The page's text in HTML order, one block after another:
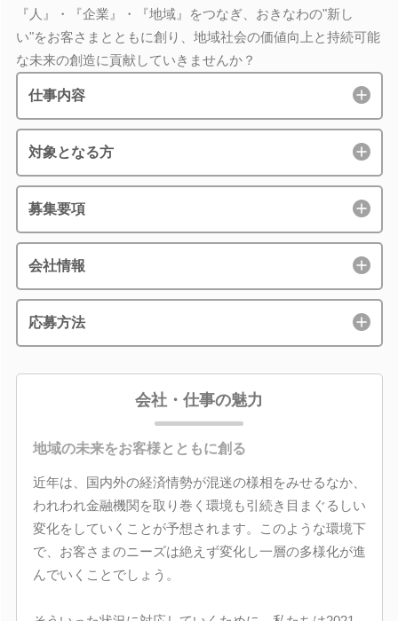
『人』・『企業』・『地域』をつなぎ、おきなわの"新し
い"をお客さまとともに創り、地域社会の価値向上と持続可能
な未来の創造に貢献していきませんか？
仕事内容
対象となる方
募集要項
会社情報
応募方法
会社・仕事の魅力
地域の未来をお客様とともに創る
近年は、国内外の経済情勢が混迷の様相をみせるなか、
われわれ金融機関を取り巻く環境も引続き目まぐるしい
変化をしていくことが予想されます。このような環境下
で、お客さまのニーズは絶えず変化し一層の多様化が進
んでいくことでしょう。